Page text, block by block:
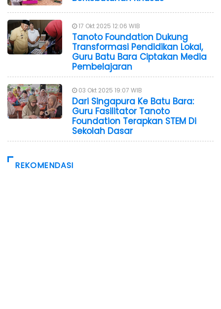
17 Okt 2025 12:06 WIB
Tanoto Foundation Dukung
Transformasi Pendidikan Lokal,
Guru Batu Bara Ciptakan Media
Pembelajaran
03 Okt 2025 19:07 WIB
Dari Singapura Ke Batu Bara:
Guru Fasilitator Tanoto
Foundation Terapkan STEM Di
Sekolah Dasar
REKOMENDASI